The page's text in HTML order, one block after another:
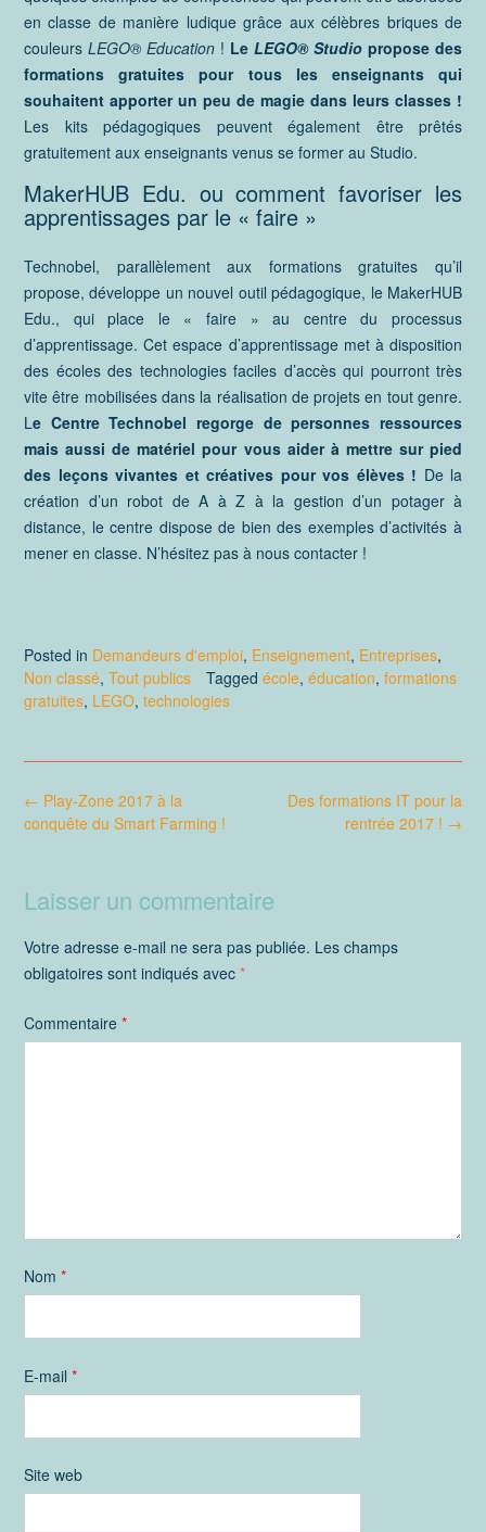
en classe de manière ludique grâce aux célèbres briques de
couleurs LEGO® Education ! Le LEGO® Studio propose des
formations gratuites pour tous les enseignants qui
souhaitent apporter un peu de magie dans leurs classes !
Les kits pédagogiques peuvent également être prêtés
gratuitement aux enseignants venus se former au Studio.
MakerHUB Edu. ou comment favoriser les
apprentissages par le « faire »
Technobel, parallèlement aux formations gratuites qu’il
propose, développe un nouvel outil pédagogique, le MakerHUB
Edu., qui place le « faire » au centre du processus
d’apprentissage. Cet espace d’apprentissage met à disposition
des écoles des technologies faciles d’accès qui pourront très
vite être mobilisées dans la réalisation de projets en tout genre.
Le Centre Technobel regorge de personnes ressources
mais aussi de matériel pour vous aider à mettre sur pied
des leçons vivantes et créatives pour vos élèves ! De la
création d’un robot de A à Z à la gestion d’un potager à
distance, le centre dispose de bien des exemples d’activités à
mener en classe. N’hésitez pas à nous contacter !
Posted in Demandeurs d'emploi, Enseignement, Entreprises,
Non classé, Tout publics Tagged école, éducation, formations
gratuites, LEGO, technologies
Post
navigation
Des formations IT pour la
rentrée 2017 ! →
← Play-Zone 2017 à la
conquête du Smart Farming !
Laisser un commentaire
Votre adresse e-mail ne sera pas publiée. Les champs
obligatoires sont indiqués avec *
Commentaire *
Nom *
E-mail *
Site web